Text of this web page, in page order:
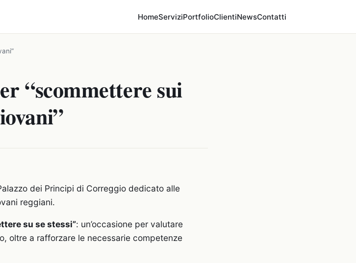
HomeServiziPortfolioClientiNewsContatti
“scommettere sui
dei Principi di Correggio dedicato alle
reggiani.
su se stessi”: un’occasione per valutare
oltre a rafforzare le necessarie competenze